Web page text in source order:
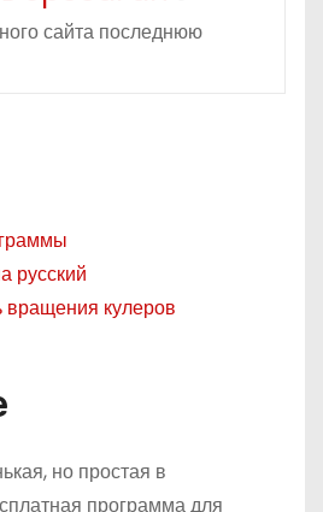
сайта последнюю
русский
вращения кулеров
но простая в
программа для